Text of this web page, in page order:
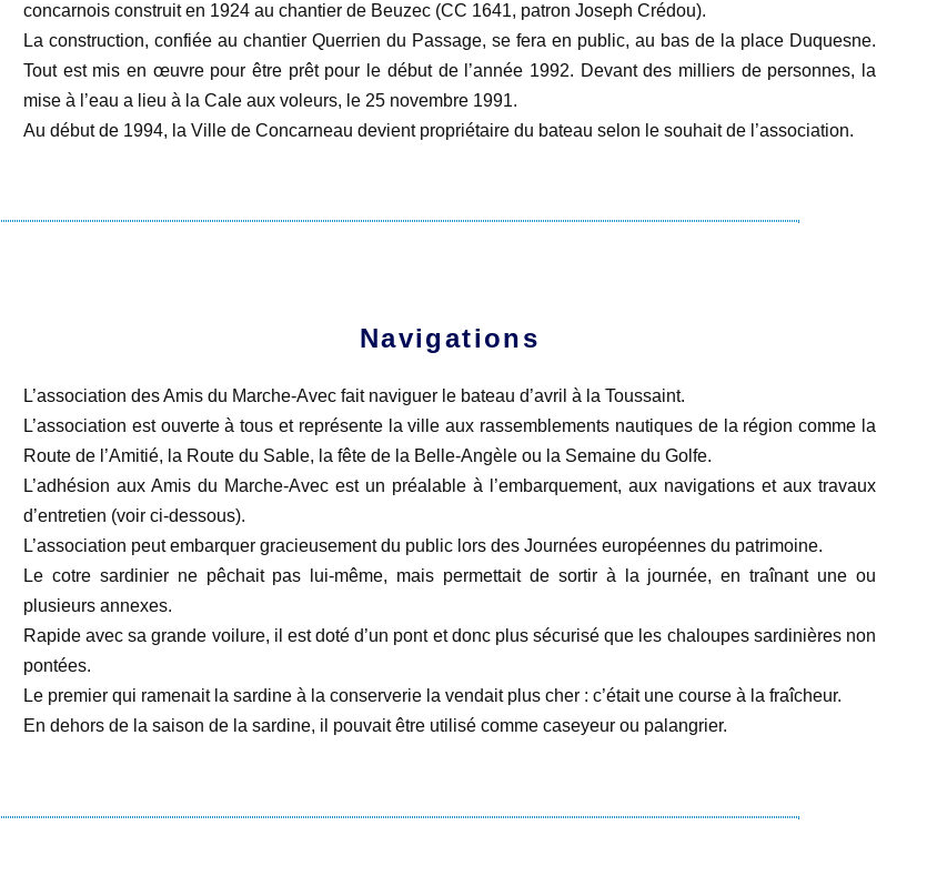
concarnois construit en 1924 au chantier de Beuzec (CC 1641, patron Joseph Crédou).
La construction, confiée au chantier Querrien du Passage, se fera en public, au bas de la place Duquesne.
Tout est mis en œuvre pour être prêt pour le début de l’année 1992. Devant des milliers de personnes, la
mise à l’eau a lieu à la Cale aux voleurs, le 25 novembre 1991.
Au début de 1994, la Ville de Concarneau devient propriétaire du bateau selon le souhait de l’association.
Navigations
L’association des Amis du Marche-Avec fait naviguer le bateau d’avril à la Toussaint.
L’association est ouverte à tous et représente la ville aux rassemblements nautiques de la région comme la
Route de l’Amitié, la Route du Sable, la fête de la Belle-Angèle ou la Semaine du Golfe.
L’adhésion aux Amis du Marche-Avec est un préalable à l’embarquement, aux navigations et aux travaux
d’entretien (voir ci-dessous).
L’association peut embarquer gracieusement du public lors des Journées européennes du patrimoine.
Le cotre sardinier ne pêchait pas lui-même, mais permettait de sortir à la journée, en traînant une ou
plusieurs annexes.
Rapide avec sa grande voilure, il est doté d’un pont et donc plus sécurisé que les chaloupes sardinières non
pontées.
Le premier qui ramenait la sardine à la conserverie la vendait plus cher : c’était une course à la fraîcheur.
En dehors de la saison de la sardine, il pouvait être utilisé comme caseyeur ou palangrier.